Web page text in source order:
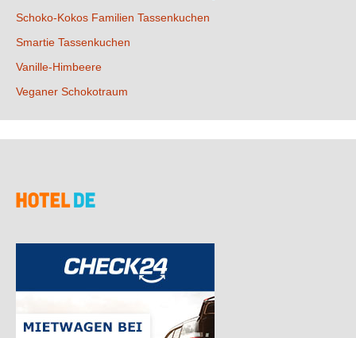
Schoko-Kokos Familien Tassenkuchen
Smartie Tassenkuchen
Vanille-Himbeere
Veganer Schokotraum